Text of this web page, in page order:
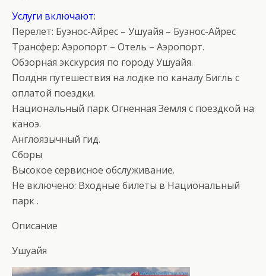
Услуги включают:
Перелет: Буэнос-Айрес – Ушуайя – Буэнос-Айрес
Трансфер: Аэропорт – Отель – Аэропорт.
Обзорная экскурсия по городу Ушуайя.
Полдня путешествия на лодке по каналу Бигль с
оплатой поездки.
Национальный парк Огненная Земля с поездкой на
каноэ.
Англоязычный гид.
Сборы
Высокое сервисное обслуживание.
Не включено: Входные билеты в Национальный
парк .
Описание
Ушуайя